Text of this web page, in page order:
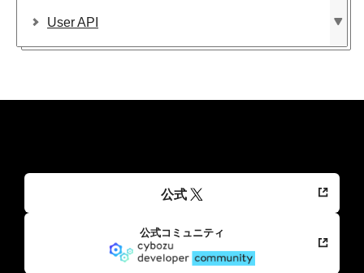
User API
公式
公式コミュニティ